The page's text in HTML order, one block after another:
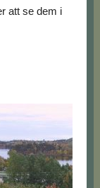
att se dem i